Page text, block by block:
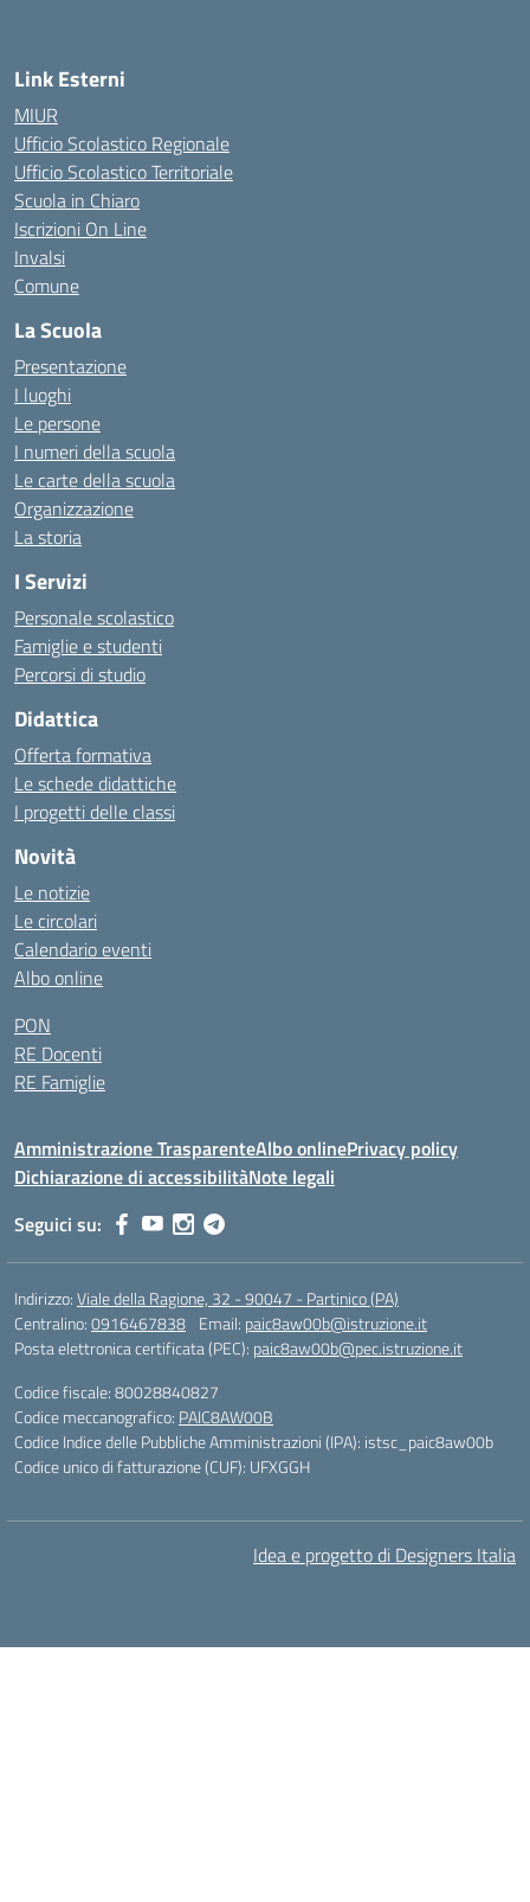
Link Esterni
MIUR
Ufficio Scolastico Regionale
Ufficio Scolastico Territoriale
Scuola in Chiaro
Iscrizioni On Line
Invalsi
Comune
La Scuola
Presentazione
I luoghi
Le persone
I numeri della scuola
Le carte della scuola
Organizzazione
La storia
I Servizi
Personale scolastico
Famiglie e studenti
Percorsi di studio
Didattica
Offerta formativa
Le schede didattiche
I progetti delle classi
Novità
Le notizie
Le circolari
Calendario eventi
Albo online
PON
RE Docenti
RE Famiglie
Amministrazione TrasparenteAlbo onlinePrivacy policy
Dichiarazione di accessibilitàNote legali
Seguici su:
Indirizzo:Viale della Ragione, 32 - 90047 - Partinico (PA)
Centralino:0916467838 Email: paic8aw00b@istruzione.it
Posta elettronica certificata (PEC): paic8aw00b@pec.istruzione.it
Codice fiscale: 80028840827
Codice meccanografico: PAIC8AW00B
Codice Indice delle Pubbliche Amministrazioni (IPA): istsc_paic8aw00b
Codice unico di fatturazione (CUF): UFXGGH
Idea e progetto di Designers Italia